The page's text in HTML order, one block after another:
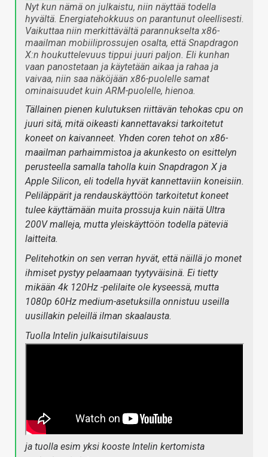
Nyt kun nämä on julkaistu, niin näyttää todella
hyvältä. Energiatehokkuus on parantunut oleellisesti.
Vaikuttaa niin merkittävältä parannukselta x86-
maailman mobiiliprossujen osalta, että Snapdragon
X:n houkuttelevuus tippui juuri paljon. Eli kunhan
vaan panostetaan ja käytetään aikaa ja rahaa ja
vaivaa, niin saa näköjään x86-puolelle samat
ominaisuudet kuin ARM-puolelle, hienoa.
Tällainen pienen kulutuksen riittävän tehokas cpu on
juuri sitä, mitä oikeasti kannettavaksi tarkoitetut
koneet on kaivanneet. Yhden coren tehot on x86-
maailman parhaimmistoa ja akunkesto on esittelyn
perusteella samalla taholla kuin Snapdragon X ja
Apple Silicon, eli todella hyvät kannettaviin koneisiin.
Peliläppärit ja rendauskäyttöön tarkoitetut koneet
tulee käyttämään muita prossuja kuin näitä Ultra
200V malleja, mutta yleiskäyttöön todella päteviä
laitteita.
Pelitehotkin on sen verran hyvät, että näillä jo monet
ihmiset pystyy pelaamaan tyytyväisinä. Ei tietty
mikään 4k 120Hz -pelilaite ole kyseessä, mutta
1080p 60Hz medium-asetuksilla onnistuu useilla
uusillakin peleillä ilman skaalausta.
Tuolla Intelin julkaisutilaisuus
ja tuolla esim yksi kooste Intelin kertomista